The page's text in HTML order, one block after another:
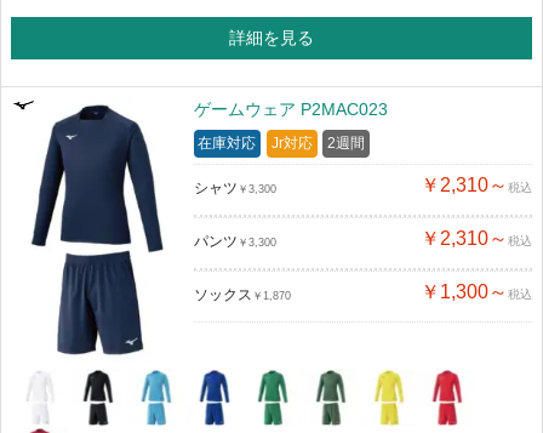
詳細を見る
ゲームウェア P2MAC023
在庫対応 Jr対応 2週間
シャツ ￥3,300 ￥2,310～ 税込
パンツ ￥3,300 ￥2,310～ 税込
ソックス ￥1,870 ￥1,300～ 税込